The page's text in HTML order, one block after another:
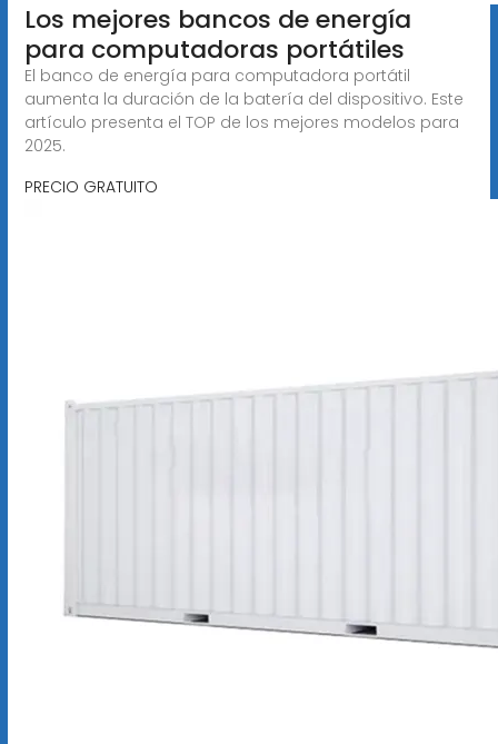
Los mejores bancos de energía
para computadoras portátiles
El banco de energía para computadora portátil
aumenta la duración de la batería del dispositivo. Este
artículo presenta el TOP de los mejores modelos para
2025.
PRECIO GRATUITO